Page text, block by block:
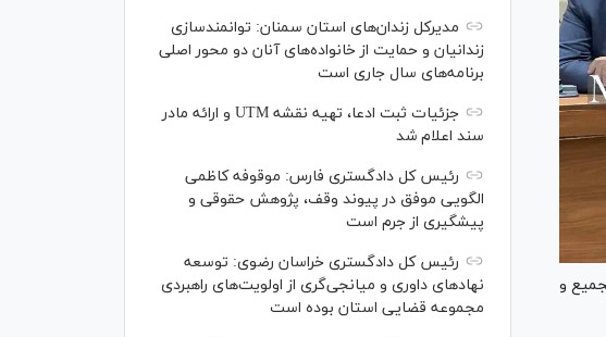
و
مدیرکل زندان‌های استان سمنان: توانمندسازی
زندانیان و حمایت از خانواده‌های آنان دو محور اصلی
برنامه‌های سال جاری است
جزئیات ثبت ادعا، تهیه نقشه UTM و ارائه مادر
سند اعلام شد
رئیس کل دادگستری فارس: موقوفه کاظمی
الگویی موفق در پیوند وقف، پژوهش حقوقی و
پیشگیری از جرم است
رئیس کل دادگستری خراسان رضوی: توسعه
نهاد‌های داوری و میانجی‌گری از اولویت‌های راهبردی
مجموعه قضایی استان بوده است